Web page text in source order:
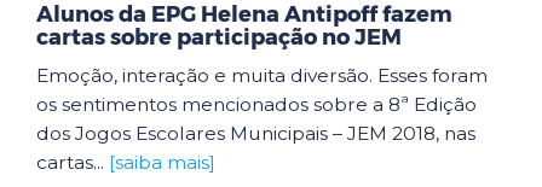
Alunos da EPG Helena Antipoff fazem
cartas sobre participação no JEM
Emoção, interação e muita diversão. Esses foram
os sentimentos mencionados sobre a 8ª Edição
dos Jogos Escolares Municipais – JEM 2018, nas
cartas... [saiba mais]